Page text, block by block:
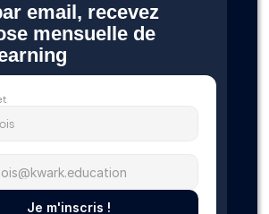
email, recevez
mensuelle de
Je m'inscris !